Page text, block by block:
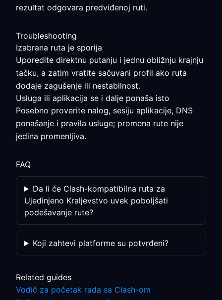
rezultat odgovara predviđenoj ruti.
Troubleshooting
Izabrana ruta je sporija
Uporedite direktnu putanju i jednu obližnju krajnju
tačku, a zatim vratite sačuvani profil ako ruta
dodaje zagušenje ili nestabilnost.
Usluga ili aplikacija se i dalje ponaša isto
Posebno proverite nalog, sesiju aplikacije, DNS
ponašanje i pravila usluge; promena rute nije
jedina promenljiva.
FAQ
Da li će Clash-kompatibilna ruta za
Ujedinjeno Kraljevstvo uvek poboljšati
podešavanje rute?
Koji zahtevi platforme su potvrđeni?
Related guides
Vodič za početak rada sa Clash-om